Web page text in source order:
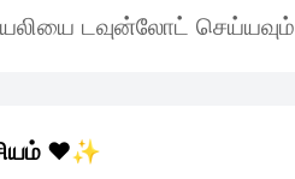
டவுன்லோட் செய்யவும்
❤️✨